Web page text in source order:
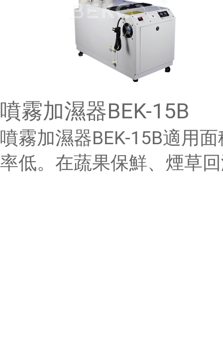
噴霧加濕器BEK-15B
噴霧加濕器BEK-15B適用
率低。在蔬果保鮮、煙草